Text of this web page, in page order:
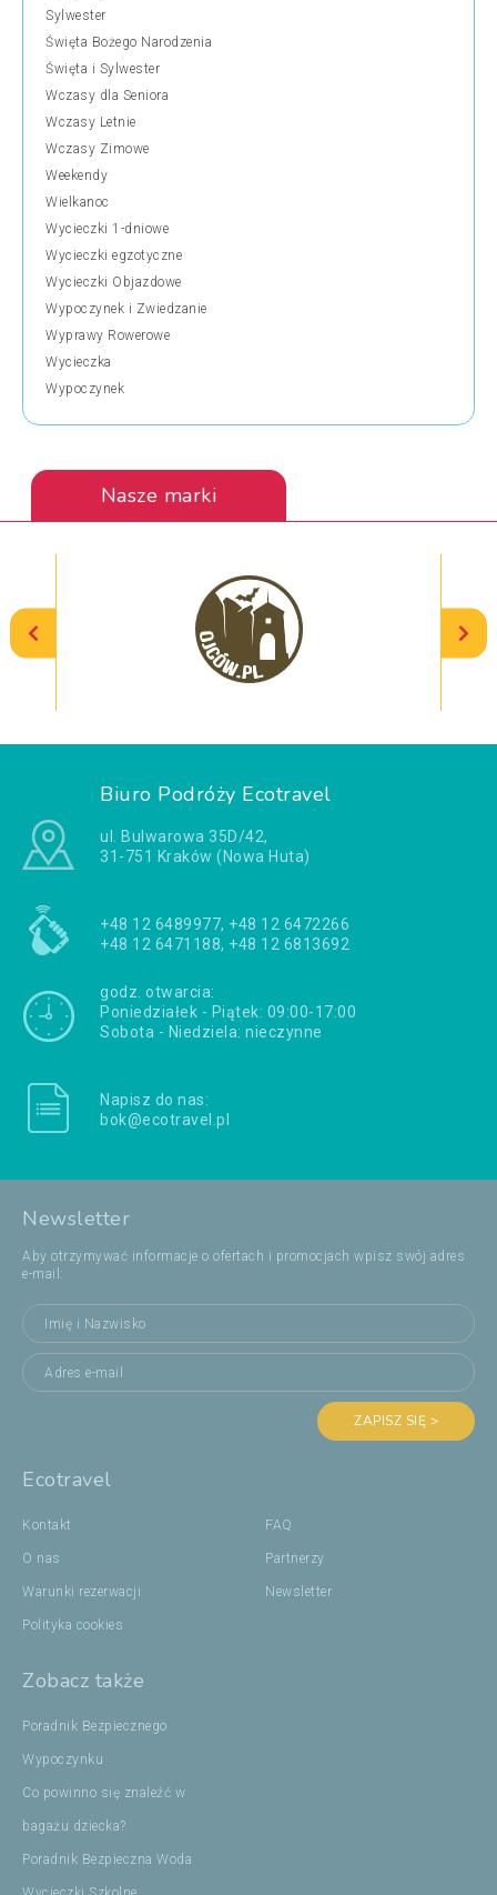
Sylwester
Święta Bożego Narodzenia
Święta i Sylwester
Wczasy dla Seniora
Wczasy Letnie
Wczasy Zimowe
Weekendy
Wielkanoc
Wycieczki 1-dniowe
Wycieczki egzotyczne
Wycieczki Objazdowe
Wypoczynek i Zwiedzanie
Wyprawy Rowerowe
Wycieczka
Wypoczynek
Nasze marki
Biuro Podróży Ecotravel
ul. Bulwarowa 35D/42,
31-751 Kraków (Nowa Huta)
+48 12 6489977, +48 12 6472266
+48 12 6471188, +48 12 6813692
godz. otwarcia:
Poniedziałek - Piątek: 09:00-17:00
Sobota - Niedziela: nieczynne
Napisz do nas:
bok@ecotravel.pl
Newsletter
Aby otrzymywać informacje o ofertach i promocjach wpisz swój adres
e-mail:
ZAPISZ SIĘ >
Ecotravel
Kontakt
O nas
Warunki rezerwacji
Polityka cookies
FAQ
Partnerzy
Newsletter
Zobacz także
Poradnik Bezpiecznego
Wypoczynku
Co powinno się znaleźć w
bagażu dziecka?
Poradnik Bezpieczna Woda